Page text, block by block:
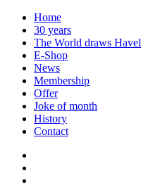
Home
30 years
The World draws Havel
E-Shop
News
Membership
Offer
Joke of month
History
Contact